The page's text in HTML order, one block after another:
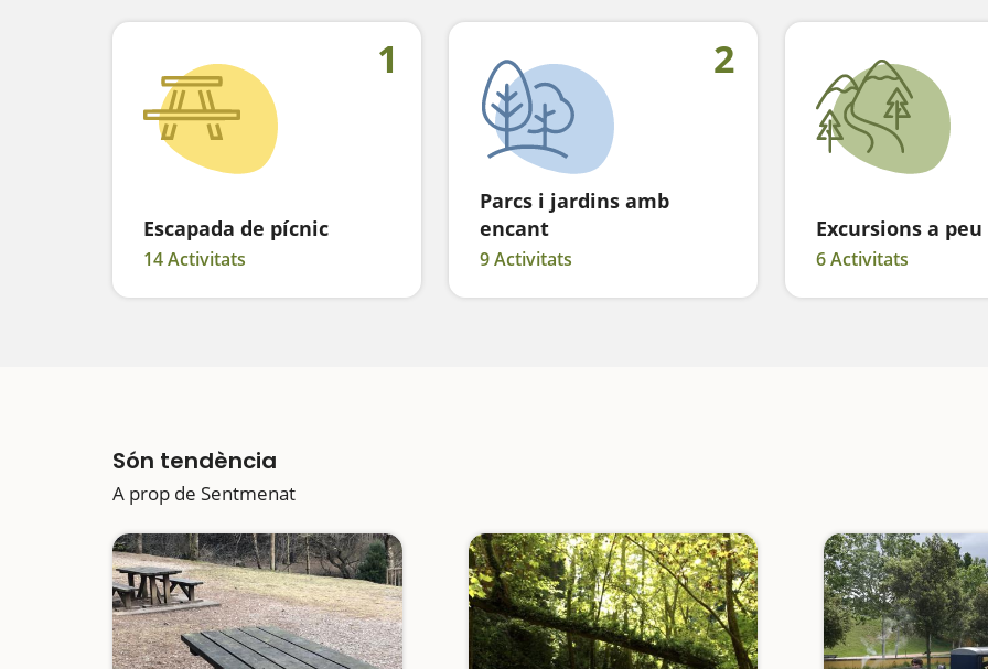
1
Escapada de pícnic
14 Activitats
2
Parcs i jardins amb
encant
9 Activitats
Excursions a peu
6 Activitats
Són tendència
A prop de Sentmenat